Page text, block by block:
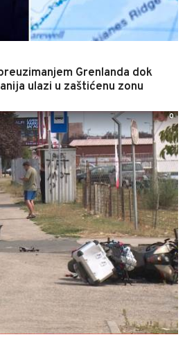
Grenlanda dok
ulazi u zaštićenu zonu
0